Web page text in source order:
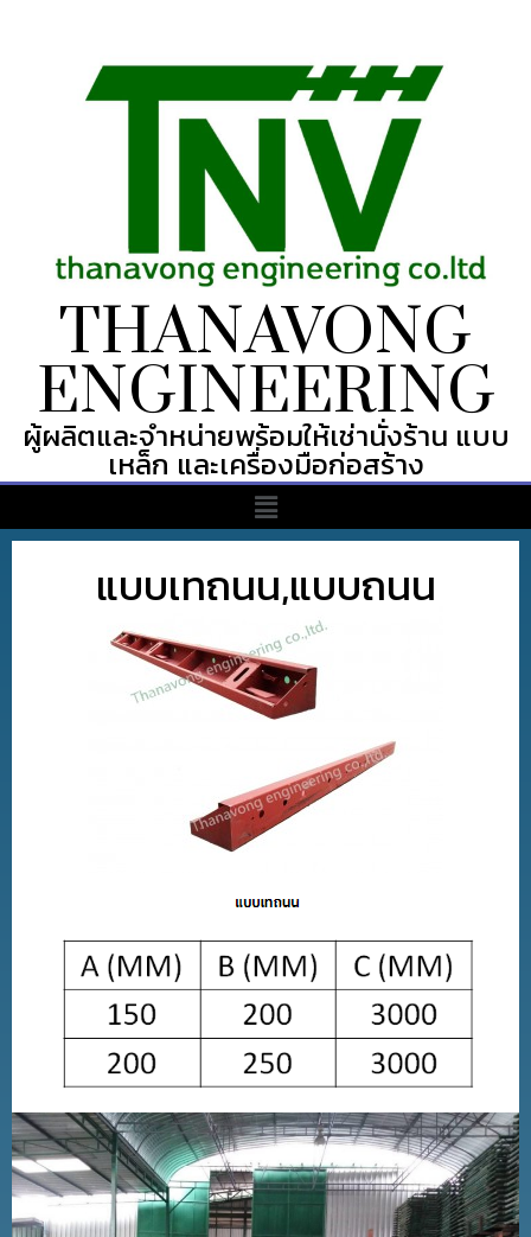
THANAVONG
ENGINEERING
ผู้ผลิตและจำหน่ายพร้อมให้เช่านั่งร้าน แบบ
เหล็ก และเครื่องมือก่อสร้าง
แบบเทถนน,แบบถนน